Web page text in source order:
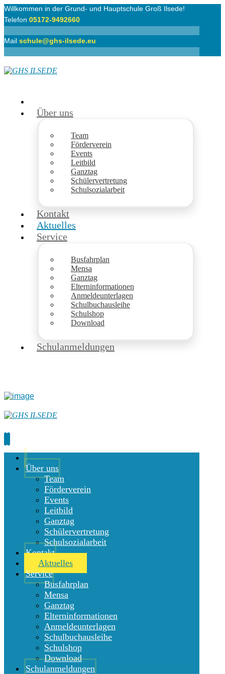
Willkommen in der Grund- und Hauptschule Groß Ilsede!
Telefon 05172-9492660
Mail schule@ghs-ilsede.eu
Über uns
Team
Förderverein
Events
Leitbild
Ganztag
Schülervertretung
Schulsozialarbeit
Kontakt
Aktuelles
Service
Busfahrplan
Mensa
Ganztag
Elterninformationen
Anmeldeunterlagen
Schulbuchausleihe
Schulshop
Download
Schulanmeldungen
Über uns
Team
Förderverein
Events
Leitbild
Ganztag
Schülervertretung
Schulsozialarbeit
Kontakt
Aktuelles
Service
Busfahrplan
Mensa
Ganztag
Elterninformationen
Anmeldeunterlagen
Schulbuchausleihe
Schulshop
Download
Schulanmeldungen